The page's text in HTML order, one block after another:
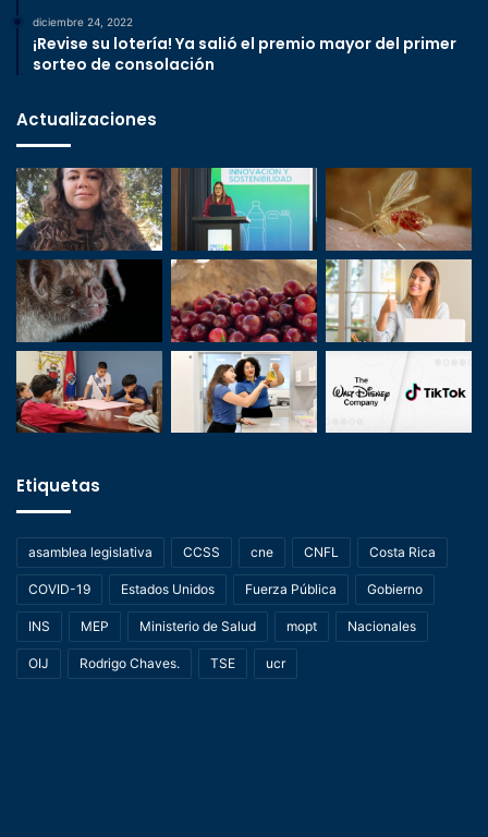
diciembre 24, 2022
¡Revise su lotería! Ya salió el premio mayor del primer
sorteo de consolación
Actualizaciones
Etiquetas
asamblea legislativa CCSS cne CNFL Costa Rica
COVID-19 Estados Unidos Fuerza Pública Gobierno
INS MEP Ministerio de Salud mopt Nacionales
OIJ Rodrigo Chaves. TSE ucr